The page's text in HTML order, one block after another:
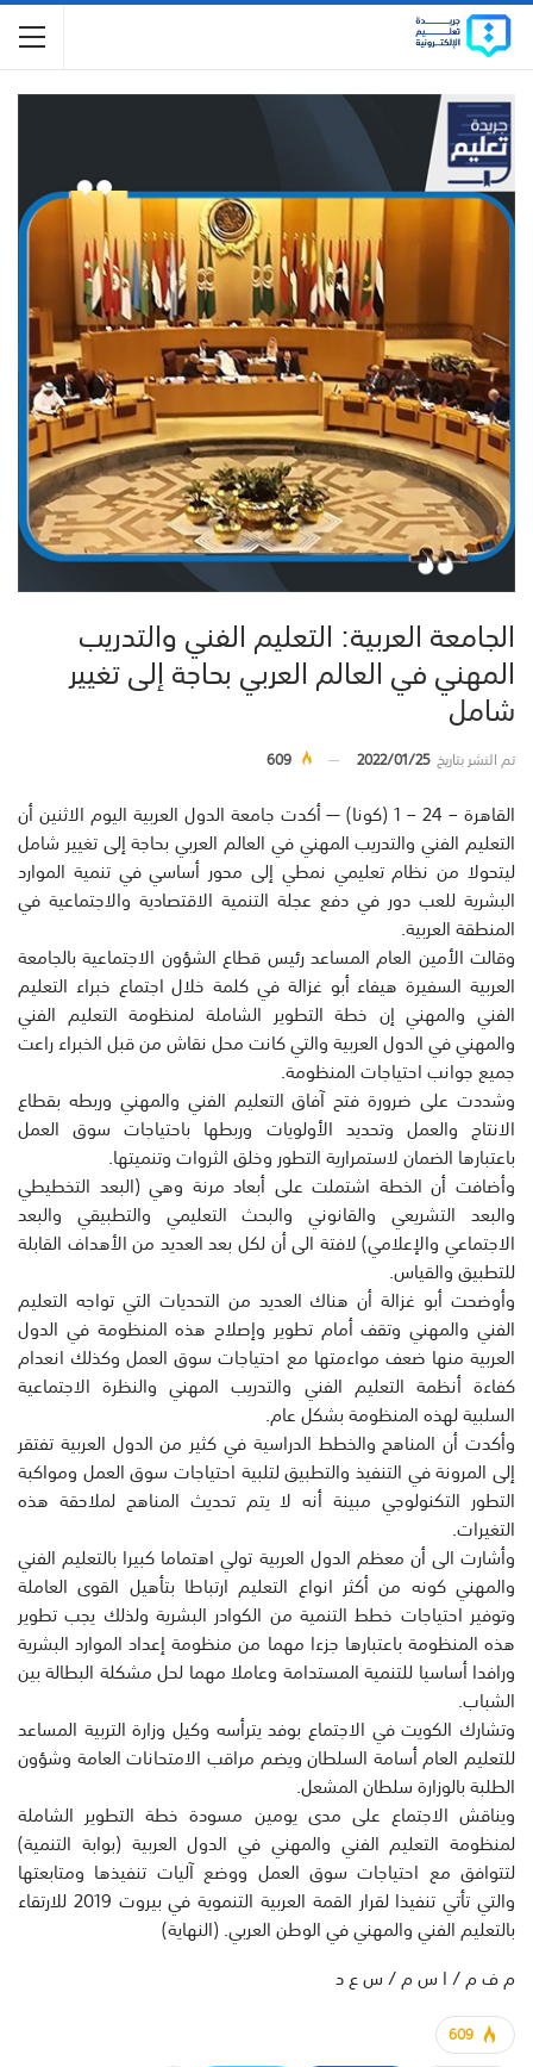
الجامعة العربية: التعليم الفني والتدريب
المهني في العالم العربي بحاجة إلى تغيير
شامل
تم النشر بتاريخ2022/01/25
609
القاهرة – 24 – 1 (كونا) — أكدت جامعة الدول العربية اليوم الاثنين أن
التعليم الفني والتدريب المهني في العالم العربي بحاجة إلى تغيير شامل
ليتحولا من نظام تعليمي نمطي إلى محور أساسي في تنمية الموارد
البشرية للعب دور في دفع عجلة التنمية الاقتصادية والاجتماعية في
المنطقة العربية.
وقالت الأمين العام المساعد رئيس قطاع الشؤون الاجتماعية بالجامعة
العربية السفيرة هيفاء أبو غزالة في كلمة خلال اجتماع خبراء التعليم
الفني والمهني إن خطة التطوير الشاملة لمنظومة التعليم الفني
والمهني في الدول العربية والتي كانت محل نقاش من قبل الخبراء راعت
جميع جوانب احتياجات المنظومة.
وشددت على ضرورة فتح آفاق التعليم الفني والمهني وربطه بقطاع
الانتاج والعمل وتحديد الأولويات وربطها باحتياجات سوق العمل
باعتبارها الضمان لاستمرارية التطور وخلق الثروات وتنميتها.
وأضافت أن الخطة اشتملت على أبعاد مرنة وهي (البعد التخطيطي
والبعد التشريعي والقانوني والبحث التعليمي والتطبيقي والبعد
الاجتماعي والإعلامي) لافتة الى أن لكل بعد العديد من الأهداف القابلة
للتطبيق والقياس.
وأوضحت أبو غزالة أن هناك العديد من التحديات التي تواجه التعليم
الفني والمهني وتقف أمام تطوير وإصلاح هذه المنظومة في الدول
العربية منها ضعف مواءمتها مع احتياجات سوق العمل وكذلك انعدام
كفاءة أنظمة التعليم الفني والتدريب المهني والنظرة الاجتماعية
السلبية لهذه المنظومة بشكل عام.
وأكدت أن المناهج والخطط الدراسية في كثير من الدول العربية تفتقر
إلى المرونة في التنفيذ والتطبيق لتلبية احتياجات سوق العمل ومواكبة
التطور التكنولوجي مبينة أنه لا يتم تحديث المناهج لملاحقة هذه
التغيرات.
وأشارت الى أن معظم الدول العربية تولي اهتماما كبيرا بالتعليم الفني
والمهني كونه من أكثر انواع التعليم ارتباطا بتأهيل القوى العاملة
وتوفير احتياجات خطط التنمية من الكوادر البشرية ولذلك يجب تطوير
هذه المنظومة باعتبارها جزءا مهما من منظومة إعداد الموارد البشرية
ورافدا أساسيا للتنمية المستدامة وعاملا مهما لحل مشكلة البطالة بين
الشباب.
وتشارك الكويت في الاجتماع بوفد يترأسه وكيل وزارة التربية المساعد
للتعليم العام أسامة السلطان ويضم مراقب الامتحانات العامة وشؤون
الطلبة بالوزارة سلطان المشعل.
ويناقش الاجتماع على مدى يومين مسودة خطة التطوير الشاملة
لمنظومة التعليم الفني والمهني في الدول العربية (بوابة التنمية)
لتتوافق مع احتياجات سوق العمل ووضع آليات تنفيذها ومتابعتها
والتي تأتي تنفيذا لقرار القمة العربية التنموية في بيروت 2019 للارتقاء
بالتعليم الفني والمهني في الوطن العربي. (النهاية)
م ف م / ا س م / س ع د
609